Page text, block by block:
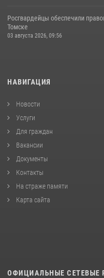
Росгвардейцы обеспечили
Томске
03 августа 2026, 09:56
НАВИГАЦИЯ
Новости
Услуги
Для граждан
Вакансии
Документы
Контакты
На страже памяти
Карта сайта
ОФИЦИАЛЬНЫЕ СЕТЕВЫЕ